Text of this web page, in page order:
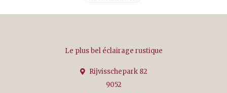
Le plus bel éclairage rustique
Rijvisschepark 82
9052